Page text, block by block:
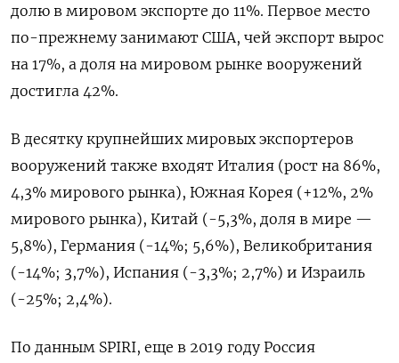
долю в мировом экспорте до 11%. Первое место
по-прежнему занимают США, чей экспорт вырос
на 17%, а доля на мировом рынке вооружений
достигла 42%.
В десятку крупнейших мировых экспортеров
вооружений также входят Италия (рост на 86%,
4,3% мирового рынка), Южная Корея (+12%, 2%
мирового рынка), Китай (-5,3%, доля в мире —
5,8%), Германия (-14%; 5,6%), Великобритания
(-14%; 3,7%), Испания (-3,3%; 2,7%) и Израиль
(-25%; 2,4%).
По данным SPIRI, еще в 2019 году Россия